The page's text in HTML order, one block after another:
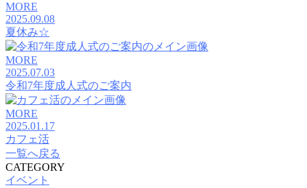
MORE
2025.09.08
夏休み☆
MORE
2025.07.03
令和7年度成人式のご案内
MORE
2025.01.17
カフェ活
一覧へ戻る
CATEGORY
イベント